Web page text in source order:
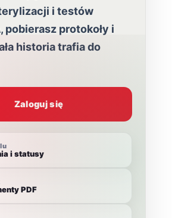
i testów
pobierasz protokoły i
historia trafia do
Zaloguj się
i statusy
PDF